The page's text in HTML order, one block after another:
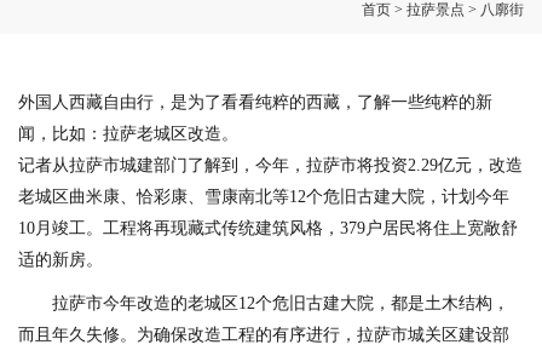
首页 > 拉萨景点 > 八廓街
外国人西藏自由行，是为了看看纯粹的西藏，了解一些纯粹的新
闻，比如：拉萨老城区改造。
记者从拉萨市城建部门了解到，今年，拉萨市将投资2.29亿元，改造
老城区曲米康、恰彩康、雪康南北等12个危旧古建大院，计划今年
10月竣工。工程将再现藏式传统建筑风格，379户居民将住上宽敞舒
适的新房。
拉萨市今年改造的老城区12个危旧古建大院，都是土木结构，
而且年久失修。为确保改造工程的有序进行，拉萨市城关区建设部